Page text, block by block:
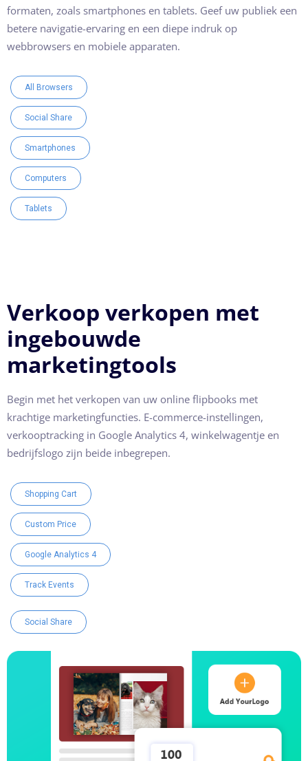
formaten, zoals smartphones en tablets. Geef uw publiek een
betere navigatie-ervaring en een diepe indruk op
webbrowsers en mobiele apparaten.
All Browsers
Social Share
Smartphones
Computers
Tablets
Verkoop verkopen met
ingebouwde
marketingtools
Begin met het verkopen van uw online flipbooks met
krachtige marketingfuncties. E-commerce-instellingen,
verkooptracking in Google Analytics 4, winkelwagentje en
bedrijfslogo zijn beide inbegrepen.
Shopping Cart
Custom Price
Google Analytics 4
Track Events
Social Share